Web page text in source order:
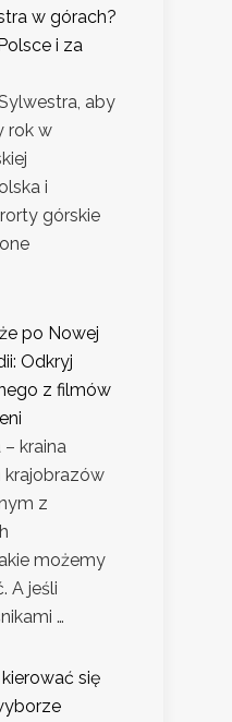
w górach?
i za
aby
rok w
i
górskie
po Nowej
Odkryj
z filmów
kraina
z
możemy
A jeśli
…
się